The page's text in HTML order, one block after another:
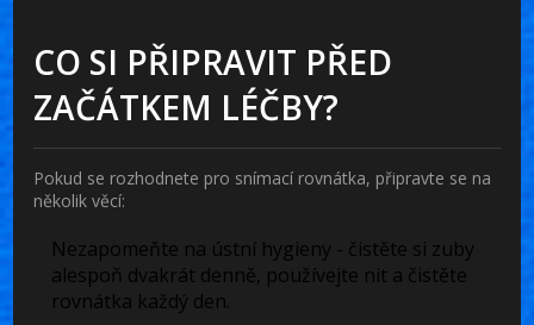
CO SI PŘIPRAVIT PŘED
ZAČÁTKEM LÉČBY?
Pokud se rozhodnete pro snímací rovnátka, připravte se na
několik věcí:
Nezapomeňte na ústní hygieny - čistěte si zuby
alespoň dvakrát denně, používejte nit a čistěte
rovnátka každý den.